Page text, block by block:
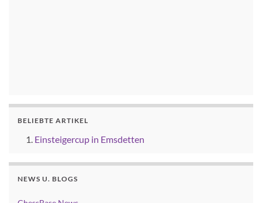
BELIEBTE ARTIKEL
Einsteigercup in Emsdetten
NEWS U. BLOGS